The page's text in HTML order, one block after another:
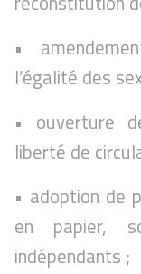
•
l’égalité des
• ouverture
liberté de
• adoption de
en papier,
indépendants ;